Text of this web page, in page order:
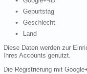
Geburtstag
Geschlecht
Land
Diese Daten werden zur
Ihres Accounts genutzt.
Die Registrierung mit